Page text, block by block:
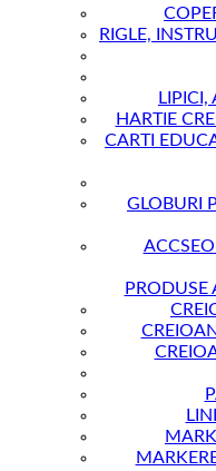
RIGLE,
LIPICI,
HARTIE
CARTI
GLOBURI
PRODUSE